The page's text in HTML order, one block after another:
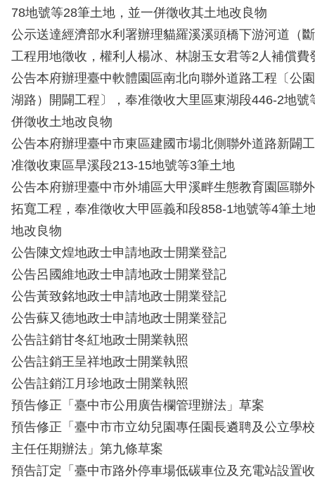
78地號等28筆土地，並一併徵收其土地改良物
公示送達經濟部水利署辦理貓羅溪溪頭橋下游河道（
工程用地徵收，權利人楊冰、林謝玉女君等2人補償費
公告本府辦理臺中軟體園區南北向聯外道路工程〔公
湖路）開闢工程〕，奉准徵收大里區東湖段446-2地號
併徵收土地改良物
公告本府辦理臺中市東區建國市場北側聯外道路新闢
准徵收東區旱溪段213-15地號等3筆土地
公告本府辦理臺中市外埔區大甲溪畔生態教育園區聯
拓寬工程，奉准徵收大甲區義和段858-1地號等4筆土
地改良物
公告陳文煌地政士申請地政士開業登記
公告呂國維地政士申請地政士開業登記
公告黃致銘地政士申請地政士開業登記
公告蘇又德地政士申請地政士開業登記
公告註銷甘冬紅地政士開業執照
公告註銷王呈祥地政士開業執照
公告註銷江月珍地政士開業執照
預告修正「臺中市公用廣告欄管理辦法」草案
預告修正「臺中市市立幼兒園專任園長遴聘及公立學
主任任期辦法」第九條草案
預告訂定「臺中市路外停車場低碳車位及充電站設置